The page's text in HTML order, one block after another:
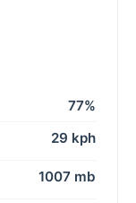
77%
29 kph
1007 mb